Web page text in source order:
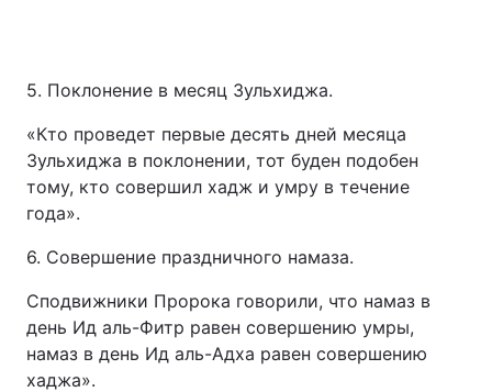
5. Поклонение в месяц Зульхиджа.
«Кто проведет первые десять дней месяца
Зульхиджа в поклонении, тот буден подобен
тому, кто совершил хадж и умру в течение
года».
6. Совершение праздничного намаза.
Сподвижники Пророка говорили, что намаз в
день Ид аль-Фитр равен совершению умры,
намаз в день Ид аль-Адха равен совершению
хаджа».